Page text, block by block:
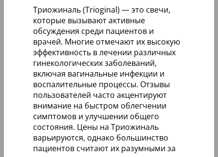
Триожиналь (Trioginal) — это свечи,
которые вызывают активные
обсуждения среди пациентов и
врачей. Многие отмечают их высокую
эффективность в лечении различных
гинекологических заболеваний,
включая вагинальные инфекции и
воспалительные процессы. Отзывы
пользователей часто акцентируют
внимание на быстром облегчении
симптомов и улучшении общего
состояния. Цены на Триожиналь
варьируются, однако большинство
пациентов считают их разумными за